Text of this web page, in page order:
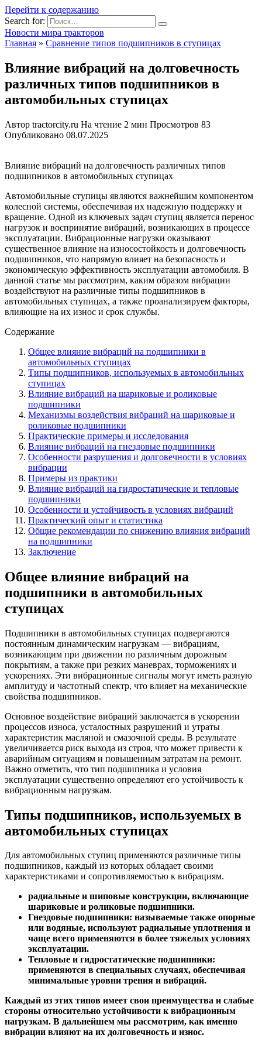
Перейти к содержанию
Search for:
Новости мира тракторов
Главная » Сравнение типов подшипников в ступицах
Влияние вибраций на долговечность
различных типов подшипников в
автомобильных ступицах
Автор tractorcity.ru На чтение 2 мин Просмотров 83
Опубликовано 08.07.2025
Влияние вибраций на долговечность различных типов
подшипников в автомобильных ступицах
Автомобильные ступицы являются важнейшим компонентом
колесной системы, обеспечивая их надежную поддержку и
вращение. Одной из ключевых задач ступиц является перенос
нагрузок и воспринятие вибраций, возникающих в процессе
эксплуатации. Вибрационные нагрузки оказывают
существенное влияние на износостойкость и долговечность
подшипников, что напрямую влияет на безопасность и
экономическую эффективность эксплуатации автомобиля. В
данной статье мы рассмотрим, каким образом вибрации
воздействуют на различные типы подшипников в
автомобильных ступицах, а также проанализируем факторы,
влияющие на их износ и срок службы.
Содержание
Общее влияние вибраций на подшипники в
автомобильных ступицах
Типы подшипников, используемых в автомобильных
ступицах
Влияние вибраций на шариковые и роликовые
подшипники
Механизмы воздействия вибраций на шариковые и
роликовые подшипники
Практические примеры и исследования
Влияние вибраций на гнездовые подшипники
Особенности разрушения и долговечности в условиях
вибрации
Примеры из практики
Влияние вибраций на гидростатические и тепловые
подшипники
Особенности и устойчивость в условиях вибраций
Практический опыт и статистика
Общие рекомендации по снижению влияния вибраций
на подшипники
Заключение
Общее влияние вибраций на
подшипники в автомобильных
ступицах
Подшипники в автомобильных ступицах подвергаются
постоянным динамическим нагрузкам — вибрациям,
возникающим при движении по различным дорожным
покрытиям, а также при резких маневрах, торможениях и
ускорениях. Эти вибрационные сигналы могут иметь разную
амплитуду и частотный спектр, что влияет на механические
свойства подшипников.
Основное воздействие вибраций заключается в ускорении
процессов износа, усталостных разрушений и утраты
характеристик масляной и смазочной среды. В результате
увеличивается риск выхода из строя, что может привести к
аварийным ситуациям и повышенным затратам на ремонт.
Важно отметить, что тип подшипника и условия
эксплуатации существенно определяют его устойчивость к
вибрационным нагрузкам.
Типы подшипников, используемых в
автомобильных ступицах
Для автомобильных ступиц применяются различные типы
подшипников, каждый из которых обладает своими
характеристиками и сопротивляемостью к вибрациям.
радиальные и шиповые конструкции, включающие
шариковые и роликовые подшипники.
Гнездовые подшипники: называемые также опорные
или водяные, используют радиальные уплотнения и
чаще всего применяются в более тяжелых условиях
эксплуатации.
Тепловые и гидростатические подшипники:
применяются в специальных случаях, обеспечивая
минимальные уровни трения и вибраций.
Каждый из этих типов имеет свои преимущества и слабые
стороны относительно устойчивости к вибрационным
нагрузкам. В дальнейшем мы рассмотрим, как именно
вибрации влияют на их долговечность и износ.